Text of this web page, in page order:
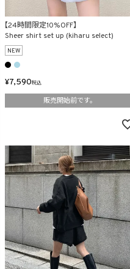
カラー
在庫なし商品
表示する
【24時間限定10%OFF】
Sheer shirt set up (kiharu select)
NEW
¥7,590税込
販売開始前です。